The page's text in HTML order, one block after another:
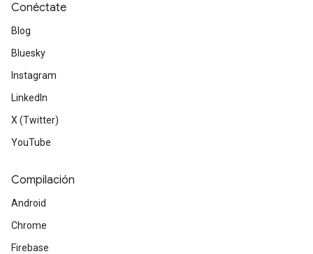
Conéctate
Blog
Bluesky
Instagram
LinkedIn
X (Twitter)
YouTube
Compilación
Android
Chrome
Firebase